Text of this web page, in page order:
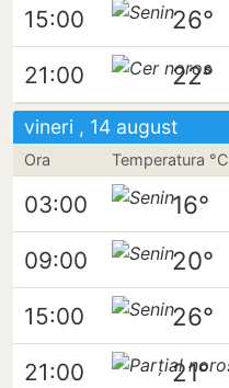
15:00 26°
21:00 22°
vineri , 14 august
Ora Temperatura °C
03:00 16°
09:00 20°
15:00 26°
21:00 21°